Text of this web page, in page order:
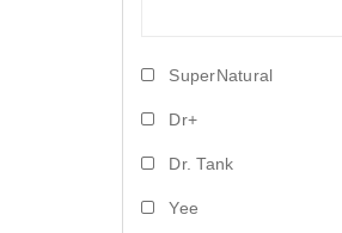
SuperNatural
Dr+
Dr. Tank
Yee